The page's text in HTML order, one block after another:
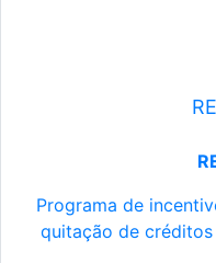
Programa de
quitação de